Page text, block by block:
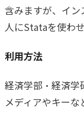
含みますが、イン
人にStataを使わ
利用方法
経済学部・経済学
メディアやキーな